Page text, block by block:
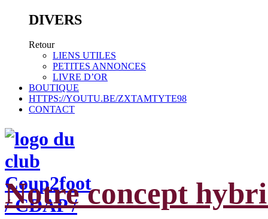
DIVERS
Retour
LIENS UTILES
PETITES ANNONCES
LIVRE D’OR
BOUTIQUE
HTTPS://YOUTU.BE/ZXTAMTYTE98
CONTACT
Notre concept